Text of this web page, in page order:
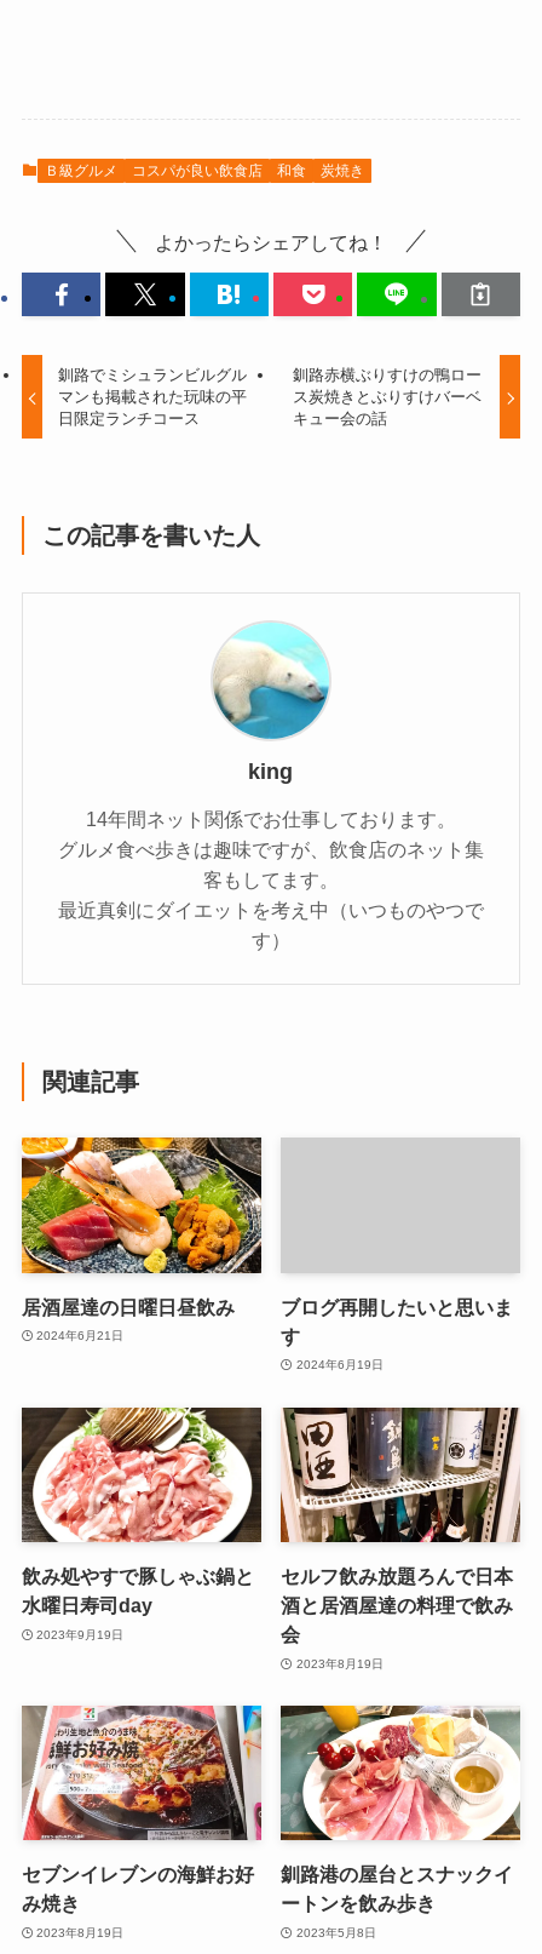
Ｂ級グルメ コスパが良い飲食店 和食 炭焼き
よかったらシェアしてね！
釧路でミシュランビルグル
マンも掲載された玩味の平
日限定ランチコース
釧路赤横ぶりすけの鴨ロー
ス炭焼きとぶりすけバーベ
キュー会の話
この記事を書いた人
king
14年間ネット関係でお仕事しております。
グルメ食べ歩きは趣味ですが、飲食店のネット集
客もしてます。
最近真剣にダイエットを考え中（いつものやつで
す）
関連記事
居酒屋達の日曜日昼飲み
2024年6月21日
ブログ再開したいと思いま
す
2024年6月19日
飲み処やすで豚しゃぶ鍋と
水曜日寿司day
2023年9月19日
セルフ飲み放題ろんで日本
酒と居酒屋達の料理で飲み
会
2023年8月19日
セブンイレブンの海鮮お好
み焼き
2023年8月19日
釧路港の屋台とスナックイ
ートンを飲み歩き
2023年5月8日